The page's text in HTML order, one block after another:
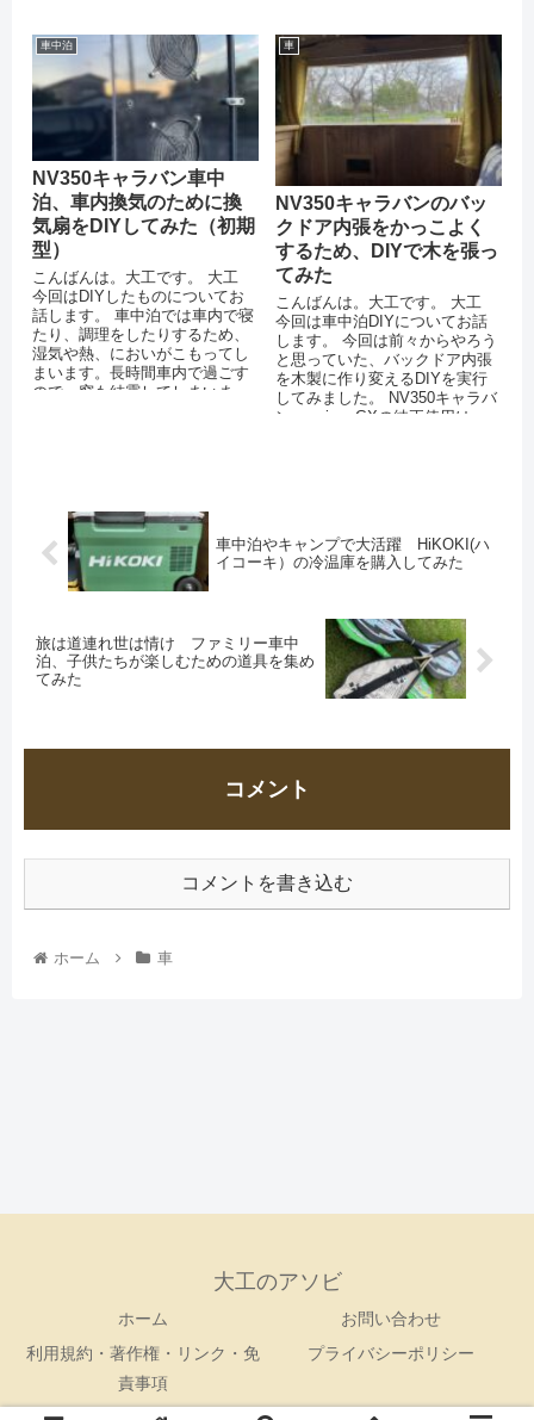
車中泊
NV350キャラバン車中
泊、車内換気のために換
気扇をDIYしてみた（初期
型）
こんばんは。大工です。 大工
今回はDIYしたものについてお
話します。 車中泊では車内で寝
たり、調理をしたりするため、
湿気や熱、においがこもってし
まいます。長時間車内で過ごす
ので、窓も結露してしまいま
車
NV350キャラバンのバッ
クドア内張をかっこよく
するため、DIYで木を張っ
てみた
こんばんは。大工です。 大工
今回は車中泊DIYについてお話
します。 今回は前々からやろう
と思っていた、バックドア内張
を木製に作り変えるDIYを実行
してみました。 NV350キャラバ
ンpremium GXの純正使用は、...
車中泊やキャンプで大活躍 HiKOKI(ハ
イコーキ）の冷温庫を購入してみた
旅は道連れ世は情け ファミリー車中
泊、子供たちが楽しむための道具を集め
てみた
コメント
コメントを書き込む
ホーム 車
大工のアソビ
ホーム
お問い合わせ
利用規約・著作権・リンク・免
責事項
プライバシーポリシー